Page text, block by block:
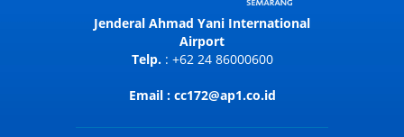
Jenderal Ahmad Yani International
Airport
Telp. : +62 24 86000600
Email : cc172@ap1.co.id